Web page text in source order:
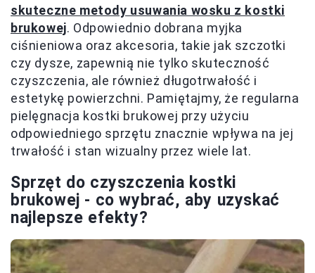
skuteczne metody usuwania wosku z kostki
brukowej. Odpowiednio dobrana myjka
ciśnieniowa oraz akcesoria, takie jak szczotki
czy dysze, zapewnią nie tylko skuteczność
czyszczenia, ale również długotrwałość i
estetykę powierzchni. Pamiętajmy, że regularna
pielęgnacja kostki brukowej przy użyciu
odpowiedniego sprzętu znacznie wpływa na jej
trwałość i stan wizualny przez wiele lat.
Sprzęt do czyszczenia kostki
brukowej - co wybrać, aby uzyskać
najlepsze efekty?